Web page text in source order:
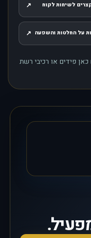
לשיחות לקוח ↗
על החלטות והשפעה ↗
כאן פידים או רכיבי רשת